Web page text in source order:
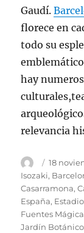
Gaudí.
florece en
todo su
hay
relevancia
Autor
el
18
Isozaki,
Casarramona,
España,
Fuentes
Jardín